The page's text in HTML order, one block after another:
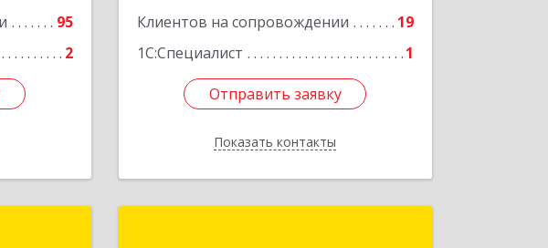
95
2
Клиентов на сопровождении
19
1С:Специалист
1
Отправить заявку
Показать контакты
Подробнее
Отправить заявку
Назад